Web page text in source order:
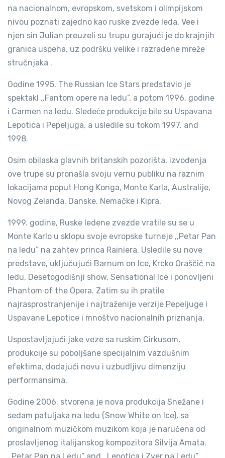
na nacionalnom, evropskom, svetskom i olimpijskom
nivou poznati zajedno kao ruske zvezde leda, Vee i
njen sin Julian preuzeli su trupu gurajući je do krajnjih
granica uspeha, uz podršku velike i razrađene mreže
stručnjaka .
Godine 1995. The Russian Ice Stars predstavio je
spektakl ,,Fantom opere na ledu”, a potom 1996. godine
i Carmen na ledu. Sledeće produkcije bile su Uspavana
Lepotica i Pepeljuga, a usledile su tokom 1997. and
1998.
Osim obilaska glavnih britanskih pozorišta, izvođenja
ove trupe su pronašla svoju vernu publiku na raznim
lokacijama poput Hong Konga, Monte Karla, Australije,
Novog Zelanda, Danske, Nemačke i Kipra.
1999. godine, Ruske ledene zvezde vratile su se u
Monte Karlo u sklopu svoje evropske turneje ,,Petar Pan
na ledu” na zahtev princa Rainiera. Usledile su nove
predstave, uključujući Barnum on Ice, Krcko Oraščić na
ledu, Desetogodišnji show, Sensational Ice i ponovljeni
Phantom of the Opera. Zatim su ih pratile
najrasprostranjenije i najtraženije verzije Pepeljuge i
Uspavane Lepotice i mnoštvo nacionalnih priznanja.
Uspostavljajući jake veze sa ruskim Cirkusom,
produkcije su poboljšane specijalnim vazdušnim
efektima, dodajući novu i uzbudljivu dimenziju
performansima.
Godine 2006. stvorena je nova produkcija Snežane i
sedam patuljaka na ledu (Snow White on Ice), sa
originalnom muzičkom muzikom koja je naručena od
proslavljenog italijanskog kompozitora Silvija Amata.